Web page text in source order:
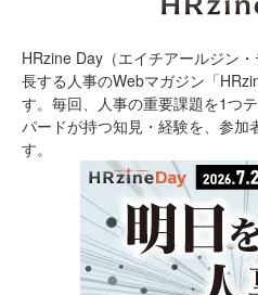
HRzine Day（エイチアールジン
長する人事のWebマガジン「
す。毎回、人事の重要課題を1つ
パードが持つ知見・経験を、参加
す。